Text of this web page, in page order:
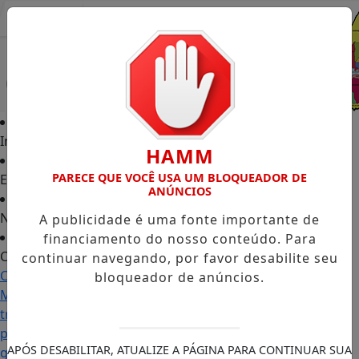
Início
Edições
Notícias
Contato
Carol
Monteiro:
trajetória
política
ganha
HAMM
PARECE QUE VOCÊ USA UM BLOQUEADOR DE
ANÚNCIOS
A publicidade é uma fonte importante de
financiamento do nosso conteúdo. Para
continuar navegando, por favor desabilite seu
bloqueador de anúncios.
APÓS DESABILITAR, ATUALIZE A PÁGINA PARA CONTINUAR SUA